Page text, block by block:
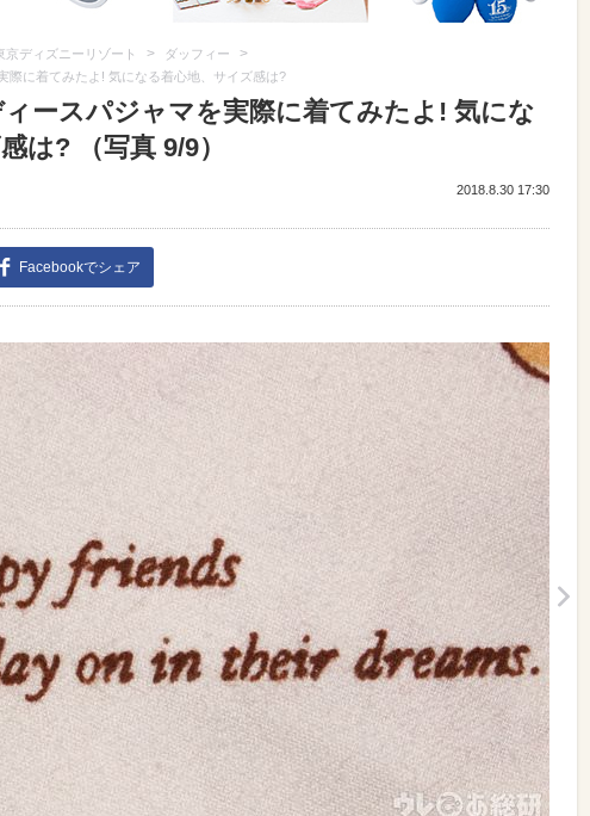
京ディズニーリゾート > ダッフィー >
際に着てみたよ! 気になる着心地、サイズ感は?
ースパジャマを実際に着てみたよ! 気にな
は? （写真 9/9）
2018.8.30 17:30
Facebookでシェア